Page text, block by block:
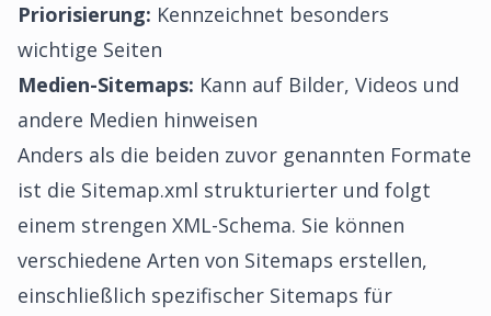
Priorisierung: Kennzeichnet besonders
wichtige Seiten
Medien-Sitemaps: Kann auf Bilder, Videos und
andere Medien hinweisen
Anders als die beiden zuvor genannten Formate
ist die Sitemap.xml strukturierter und folgt
einem strengen XML-Schema. Sie können
verschiedene Arten von Sitemaps erstellen,
einschließlich spezifischer Sitemaps für